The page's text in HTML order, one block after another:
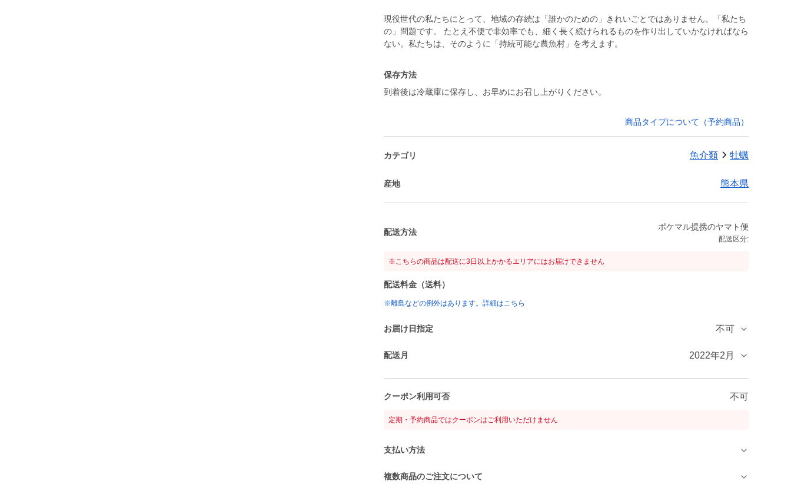
現役世代の私たちにとって、地域の存続は「誰かのための」きれいごとではありません。「私たち
の」問題です。 たとえ不便で非効率でも、細く長く続けられるものを作り出していかなければなら
ない。私たちは、そのように「持続可能な農魚村」を考えます。
保存方法
到着後は冷蔵庫に保存し、お早めにお召し上がりください。
商品タイプについて（予約商品）
カテゴリ 魚介類 牡蠣
産地 熊本県
配送方法
ポケマル提携のヤマト便
配送区分:
※こちらの商品は配送に3日以上かかるエリアにはお届けできません
配送料金（送料）
※離島などの例外はあります。詳細はこちら
お届け日指定 不可
配送月 2022年2月
クーポン利用可否 不可
定期・予約商品ではクーポンはご利用いただけません
支払い方法
複数商品のご注文について